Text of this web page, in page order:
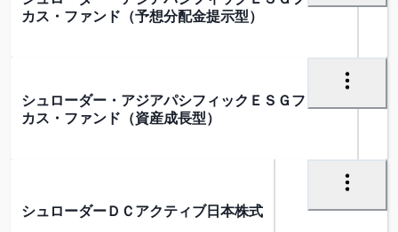
カス・ファンド（予想分配金提示型）
シュローダー・アジアパシフィックＥＳＧフォー
カス・ファンド（資産成長型）
シュローダーＤＣアクティブ日本株式